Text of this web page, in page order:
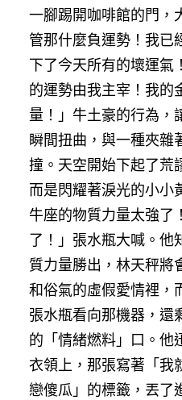
一腳踢開咖啡館的門，
管那什麼負運勢！我已
下了今天所有的壞運氣
的運勢由我主宰！我的
量！」牛土豪的行為，
瞬間扭曲，與一種夾雜
撞。天空開始下起了荒
而是閃耀著淚光的小小
牛座的物質力量太強了
了！」張水瓶大喊。他
質力量勝出，林天秤將
和俗氣的虛假愛情裡，
張水瓶看向那機器，還
的「情緒燃料」口。他
衣領上，那張寫著「我
戀傻瓜」的標籤，丟了